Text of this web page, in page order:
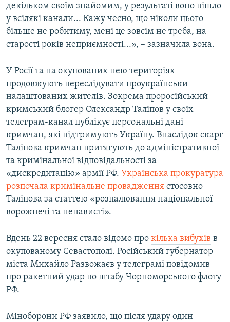
Усі сайти RFE/RL
декільком своїм знайомим, у результаті воно пішло
у всілякі канали... Кажу чесно, що ніколи цього
більше не робитиму, мені це зовсім не треба, на
старості років неприємності...», – зазначила вона.
У Росії та на окупованих нею територіях
продовжують переслідувати проукраїнськи
налаштованих жителів. Зокрема проросійський
кримський блогер Олександр Таліпов у своїх
телеграм-канал публікує персональні дані
кримчан, які підтримують Україну. Внаслідок скарг
Таліпова кримчан притягують до адміністративної
та кримінальної відповідальності за
«дискредитацію» армії РФ. Українська прокуратура
розпочала кримінальне провадження стосовно
Таліпова за статтею «розпалювання національної
ворожнечі та ненависті».
Вдень 22 вересня стало відомо про кілька вибухів в
окупованому Севастополі. Російський губернатор
міста Михайло Развожаєв у телеграмі повідомив
про ракетний удар по штабу Чорноморського флоту
РФ.
Міноборони РФ заявило, що після удару один